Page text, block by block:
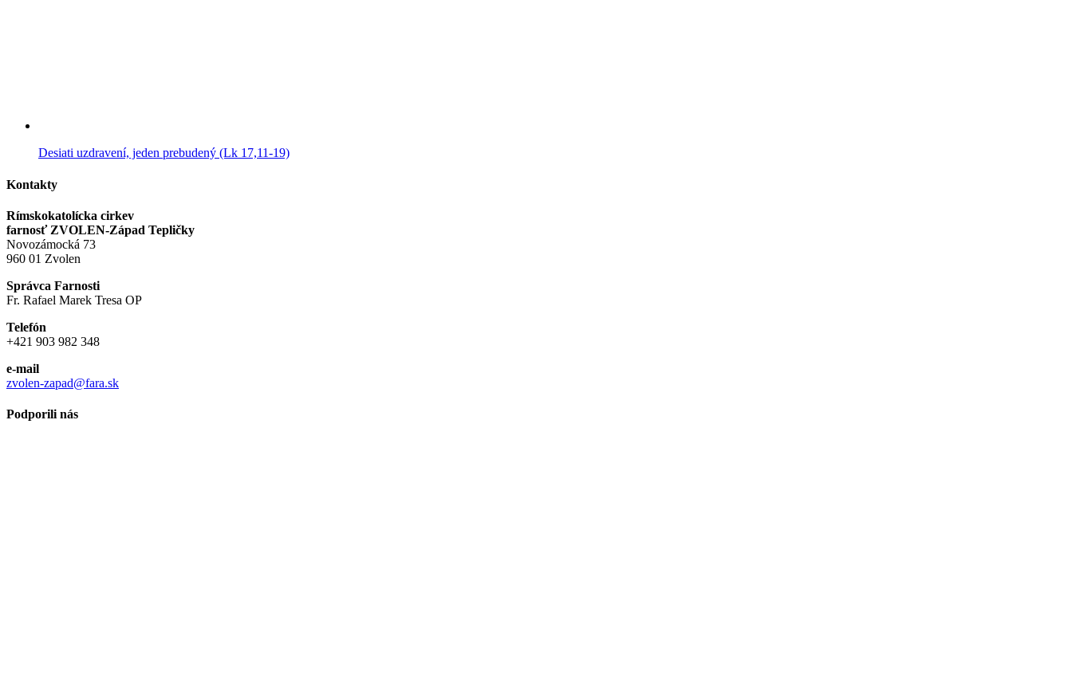
Desiati uzdravení, jeden prebudený (Lk 17,11-19)
Kontakty
Rímskokatolícka cirkev
farnosť ZVOLEN-Západ Tepličky
Novozámocká 73
960 01 Zvolen
Správca Farnosti
Fr. Rafael Marek Tresa OP
Telefón
+421 903 982 348
e-mail
zvolen-zapad@fara.sk
Podporili nás